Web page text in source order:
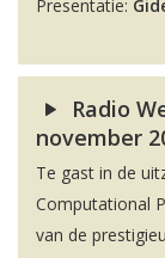
Presentatie:
Radio
november
Te gast in de
Computational
van de